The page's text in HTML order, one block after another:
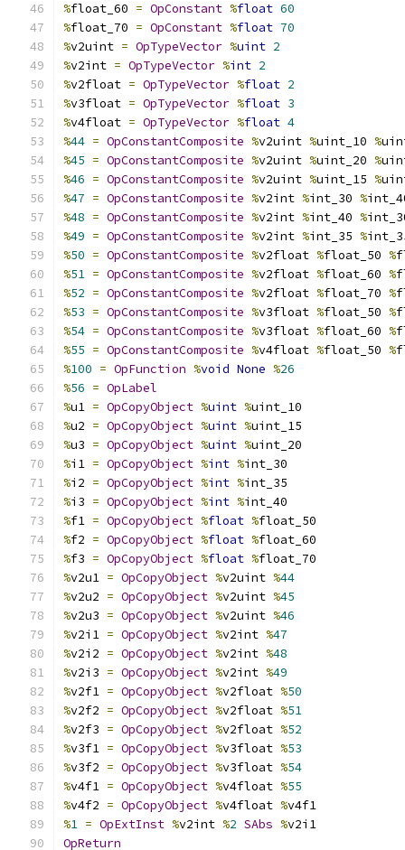
%float_60 = OpConstant %float 60
%float_70 = OpConstant %float 70
%v2uint = OpTypeVector %uint 2
%v2int = OpTypeVector %int 2
%v2float = OpTypeVector %float 2
%v3float = OpTypeVector %float 3
%v4float = OpTypeVector %float 4
%44 = OpConstantComposite %v2uint %uint_10 %
%45 = OpConstantComposite %v2uint %uint_20 %
%46 = OpConstantComposite %v2uint %uint_15 %
%47 = OpConstantComposite %v2int %int_30 %
%48 = OpConstantComposite %v2int %int_40 %
%49 = OpConstantComposite %v2int %int_35 %
%50 = OpConstantComposite %v2float %float_50 %
%51 = OpConstantComposite %v2float %float_60 %
%52 = OpConstantComposite %v2float %float_70 %
%53 = OpConstantComposite %v3float %float_50 %
%54 = OpConstantComposite %v3float %float_60 %
%55 = OpConstantComposite %v4float %float_50 %
%100 = OpFunction %void None %26
%56 = OpLabel
%u1 = OpCopyObject %uint %uint_10
%u2 = OpCopyObject %uint %uint_15
%u3 = OpCopyObject %uint %uint_20
%i1 = OpCopyObject %int %int_30
%i2 = OpCopyObject %int %int_35
%i3 = OpCopyObject %int %int_40
%f1 = OpCopyObject %float %float_50
%f2 = OpCopyObject %float %float_60
%f3 = OpCopyObject %float %float_70
%v2u1 = OpCopyObject %v2uint %44
%v2u2 = OpCopyObject %v2uint %45
%v2u3 = OpCopyObject %v2uint %46
%v2i1 = OpCopyObject %v2int %47
%v2i2 = OpCopyObject %v2int %48
%v2i3 = OpCopyObject %v2int %49
%v2f1 = OpCopyObject %v2float %50
%v2f2 = OpCopyObject %v2float %51
%v2f3 = OpCopyObject %v2float %52
%v3f1 = OpCopyObject %v3float %53
%v3f2 = OpCopyObject %v3float %54
%v4f1 = OpCopyObject %v4float %55
%v4f2 = OpCopyObject %v4float %v4f1
%1 = OpExtInst %v2int %2 SAbs %v2i1
OpReturn